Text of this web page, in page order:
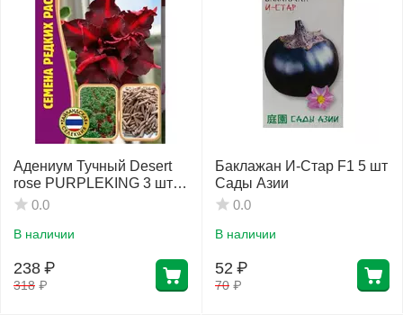
Адениум Тучный Desert
rose PURPLEKING 3 шт
РЕДКИЕ СЕМЕНА
0.0
В наличии
318 ₽
238 ₽
Баклажан И-Стар F1 5 шт
Сады Азии
0.0
В наличии
70 ₽
52 ₽